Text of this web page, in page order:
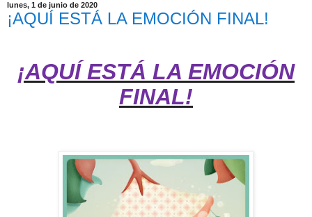
lunes, 1 de junio de 2020
¡AQUÍ ESTÁ LA EMOCIÓN FINAL!
¡AQUÍ ESTÁ LA EMOCIÓN
FINAL!